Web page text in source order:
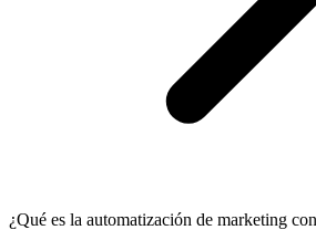
¿Qué es la automatización de marketing